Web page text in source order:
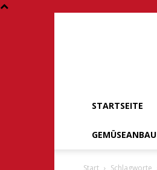
STARTSEITE
GEMÜSEANBAU
Start Schlagworte